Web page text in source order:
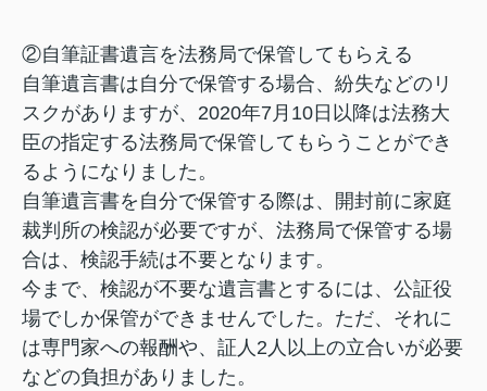
②自筆証書遺言を法務局で保管してもらえる
自筆遺言書は自分で保管する場合、紛失などのリ
スクがありますが、2020年7月10日以降は法務大
臣の指定する法務局で保管してもらうことができ
るようになりました。
自筆遺言書を自分で保管する際は、開封前に家庭
裁判所の検認が必要ですが、法務局で保管する場
合は、検認手続は不要となります。
今まで、検認が不要な遺言書とするには、公証役
場でしか保管ができませんでした。ただ、それに
は専門家への報酬や、証人2人以上の立合いが必要
などの負担がありました。